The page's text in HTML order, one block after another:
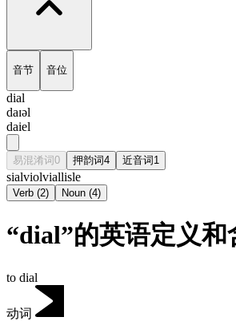
音节 音位
dial
daɪəl
daiel
易混淆词0 押韵词4 近音词1
sialviolviallisle
Verb (2) Noun (4)
“dial”的英语定义和
to dial
动词